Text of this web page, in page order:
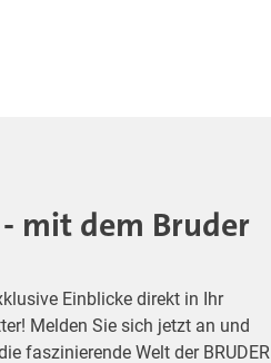
mit dem Bruder
Einblicke direkt in Ihr
Melden Sie sich jetzt an und
faszinierende Welt der BRUDER